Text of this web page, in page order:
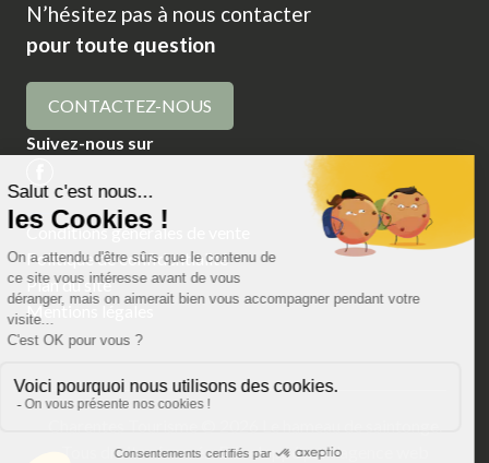
N’hésitez pas à nous contacter
pour toute question
CONTACTEZ-NOUS
Suivez-nous sur
Conditions générales de vente
Politique de confidentialité
Plan du site
Mentions légales
Tous droits réservés. Développé parl'agence web